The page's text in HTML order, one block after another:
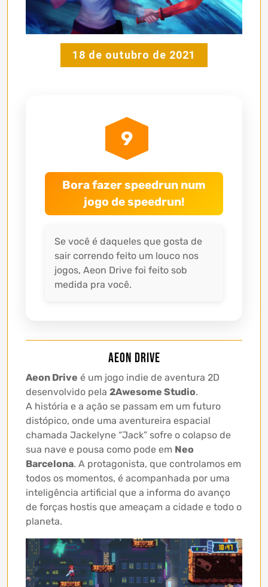
18 de outubro de 2021
9
Bora fazer speedrun num
jogo de speedrun!
Se você é daqueles que gosta de
sair correndo feito um louco nos
jogos, Aeon Drive foi feito sob
medida pra você.
Aeon Drive
Aeon Drive é um jogo indie de aventura 2D
desenvolvido pela 2Awesome Studio.
A história e a ação se passam em um futuro
distópico, onde uma aventureira espacial
chamada Jackelyne “Jack” sofre o colapso de
sua nave e pousa como pode em Neo
Barcelona. A protagonista, que controlamos em
todos os momentos, é acompanhada por uma
inteligência artificial que a informa do avanço
de forças hostis que ameaçam a cidade e todo o
planeta.